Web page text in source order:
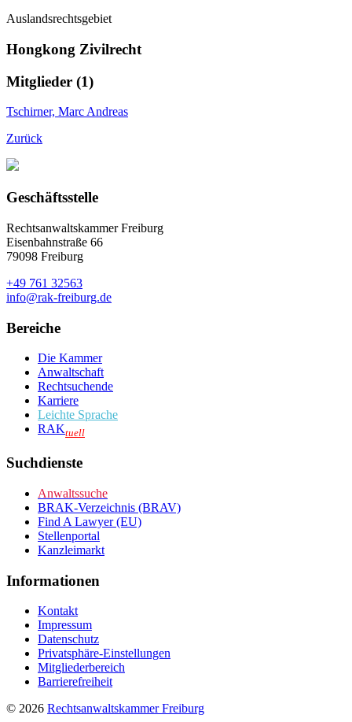
Auslandsrechtsgebiet
Hongkong Zivilrecht
Mitglieder (1)
Tschirner, Marc Andreas
Zurück
Geschäftsstelle
Rechtsanwaltskammer Freiburg
Eisenbahnstraße 66
79098 Freiburg
+49 761 32563
info@rak-freiburg.de
Bereiche
Die Kammer
Anwaltschaft
Rechtsuchende
Karriere
Leichte Sprache
RAKtuell
Suchdienste
Anwaltssuche
BRAK-Verzeichnis (BRAV)
Find A Lawyer (EU)
Stellenportal
Kanzleimarkt
Informationen
Kontakt
Impressum
Datenschutz
Privatsphäre-Einstellungen
Mitgliederbereich
Barrierefreiheit
© 2026 Rechtsanwaltskammer Freiburg